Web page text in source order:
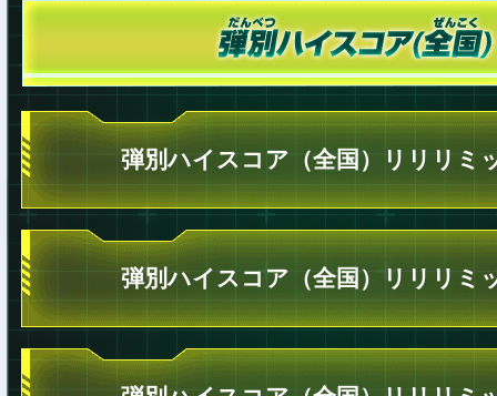
弾別ハイスコア（全国）リリリミ
弾別ハイスコア（全国）リリリミ